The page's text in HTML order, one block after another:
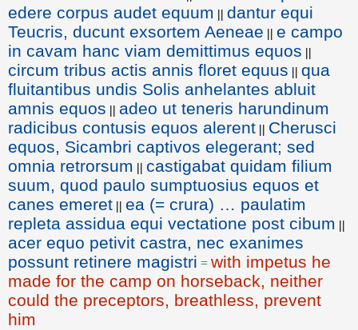
edere corpus audet equum || dantur equi
Teucris, ducunt exsortem Aeneae || e campo
in cavam hanc viam demittimus equos ||
circum tribus actis annis floret equus || qua
fluitantibus undis Solis anhelantes abluit
amnis equos || adeo ut teneris harundinum
radicibus contusis equos alerent || Cherusci
equos, Sicambri captivos elegerant; sed
omnia retrorsum || castigabat quidam filium
suum, quod paulo sumptuosius equos et
canes emeret || ea (= crura) … paulatim
repleta assidua equi vectatione post cibum ||
acer equo petivit castra, nec exanimes
possunt retinere magistri = with impetus he
made for the camp on horseback, neither
could the preceptors, breathless, prevent
him